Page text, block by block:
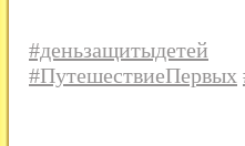
#деньзащитыдетей
#ПутешествиеПервых